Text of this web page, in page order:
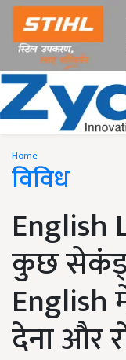
Home
विविध
English
कुछ
देना और